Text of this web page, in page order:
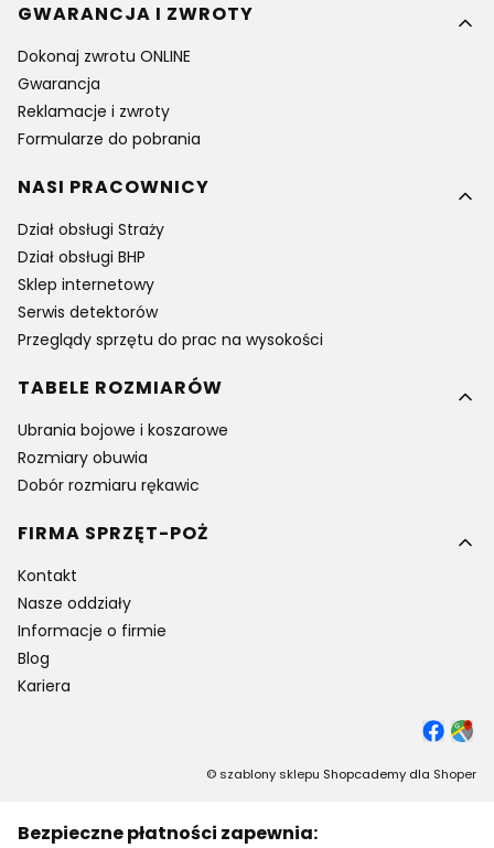
GWARANCJA I ZWROTY
Dokonaj zwrotu ONLINE
Gwarancja
Reklamacje i zwroty
Formularze do pobrania
NASI PRACOWNICY
Dział obsługi Straży
Dział obsługi BHP
Sklep internetowy
Serwis detektorów
Przeglądy sprzętu do prac na wysokości
TABELE ROZMIARÓW
Ubrania bojowe i koszarowe
Rozmiary obuwia
Dobór rozmiaru rękawic
FIRMA SPRZĘT-POŻ
Kontakt
Nasze oddziały
Informacje o firmie
Blog
Kariera
© szablony sklepu Shopcademy dla Shoper
Bezpieczne płatności zapewnia: